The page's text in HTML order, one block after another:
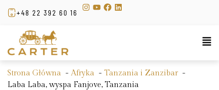
+48 22 392 60 16
Strona Główna Afryka
Tanzania i Zanzibar
Laba Laba, wyspa Fanjove, Tanzania